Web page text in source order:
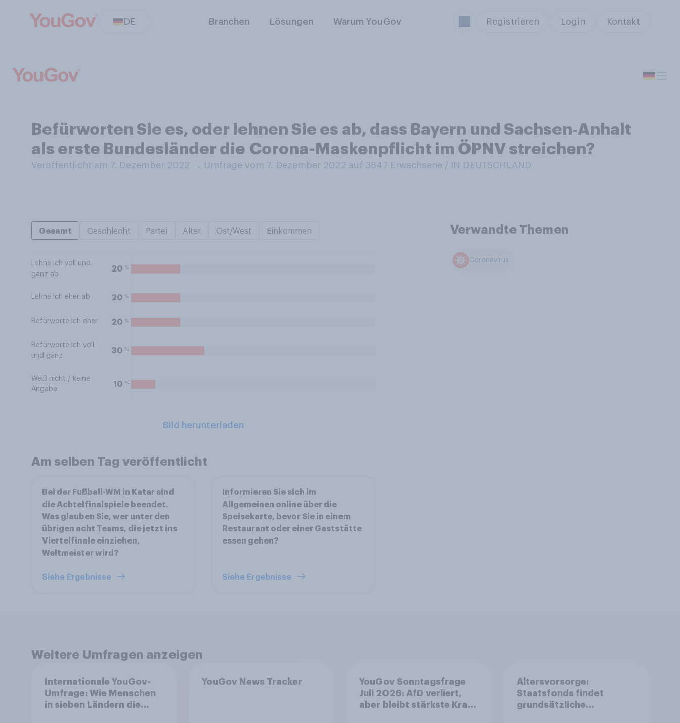
DE Branchen Lösungen Warum YouGov Registrieren Login Kontakt
Befürworten Sie es, oder lehnen Sie es ab, dass Bayern und Sachsen‑Anhalt
als erste Bundesländer die Corona-Maskenpflicht im ÖPNV streichen?
Veröffentlicht am 7. Dezember 2022 → Umfrage vom 7. Dezember 2022 auf 3847 Erwachsene / IN DEUTSCHLAND
Gesamt Geschlecht Partei Alter Ost/West Einkommen
Lehne ich voll und
ganz ab
20 %
Lehne ich eher ab 20 %
Befürworte ich eher 20 %
Befürworte ich voll
und ganz
30 %
Weiß nicht / keine
Angabe
10 %
Bild herunterladen
Verwandte Themen
Coronavirus
Am selben Tag veröffentlicht
Bei der Fußball-WM in Katar sind
die Achtelfinalspiele beendet.
Was glauben Sie, wer unter den
übrigen acht Teams, die jetzt ins
Viertelfinale einziehen,
Weltmeister wird?
Siehe Ergebnisse
Informieren Sie sich im
Allgemeinen online über die
Speisekarte, bevor Sie in einem
Restaurant oder einer Gaststätte
essen gehen?
Siehe Ergebnisse
Weitere Umfragen anzeigen
Internationale YouGov-
Umfrage: Wie Menschen
in sieben Ländern die
YouGov News Tracker
YouGov Sonntagsfrage
Juli 2026: AfD verliert,
aber bleibt stärkste Kraft
Altersvorsorge:
Staatsfonds findet
grundsätzliche